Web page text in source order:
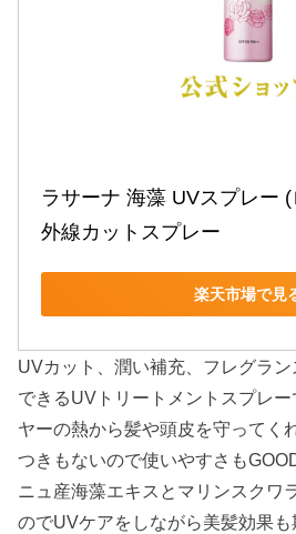
ラサーナ 海藻 UVスプレー
外線カットスプレー
楽天市場で見
UVカット、潤い補充、フレグラ
できるUVトリートメントスプレ
ヤーの熱から髪や頭皮を守ってく
つきもないので使いやすさも
ニュ産海藻エキスとマリンスクワ
のでUVケアをしながら美髪効果も